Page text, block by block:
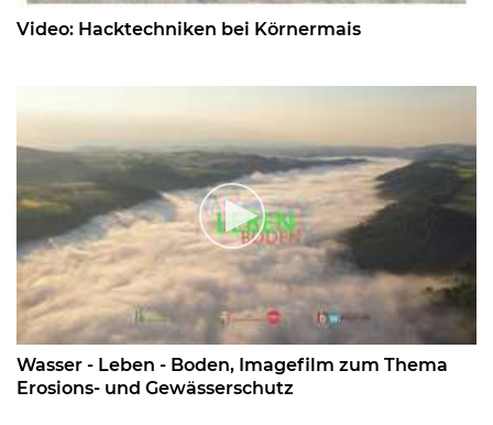
Video: Hacktechniken bei Körnermais
Wasser - Leben - Boden, Imagefilm zum Thema
Erosions- und Gewässerschutz